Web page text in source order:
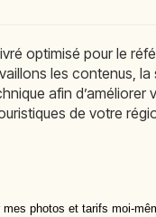
optimisé pour le
les contenus, la
afin d’améliorer
de votre
mes photos et tarifs moi-